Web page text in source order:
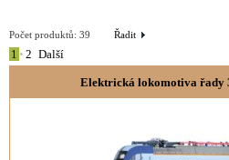
Řadit
Počet produktů: 39
1 • 2 Další
Elektrická lokomotiva řady